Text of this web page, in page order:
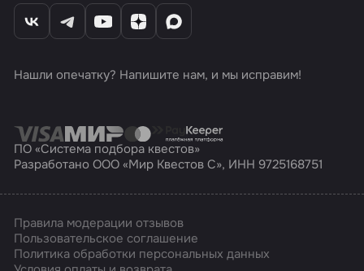
Нашли опечатку? Напишите нам, и мы исправим!
ПО «Система подбора квестов»
Разработано ООО «Мир Квестов С», ИНН 9725168751
Правила модерации отзывов
Пользовательское соглашение
Политика обработки персональных данных